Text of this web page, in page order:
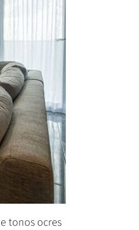
tonos ocres